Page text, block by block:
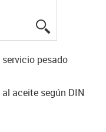
pesado
aceite según DIN